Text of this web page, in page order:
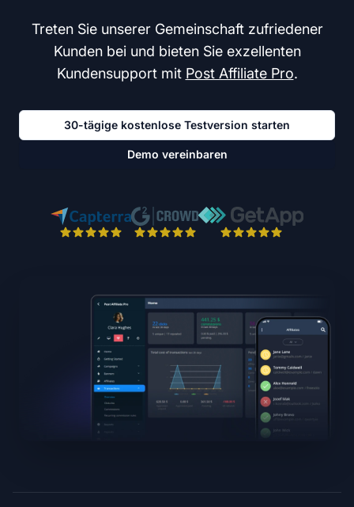
Treten Sie unserer Gemeinschaft zufriedener
Kunden bei und bieten Sie exzellenten
Kundensupport mit Post Affiliate Pro.
30-tägige kostenlose Testversion starten
Demo vereinbaren